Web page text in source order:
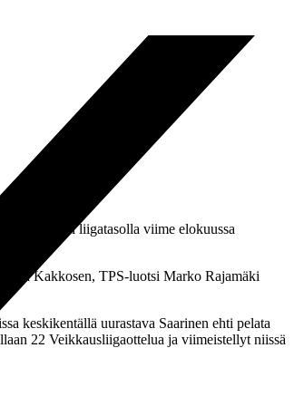
debytoi liigatasolla viime elokuussa
Kakkosen, TPS-luotsi Marko Rajamäki
keskikentällä uurastava Saarinen ehti pelata
22 Veikkausliigaottelua ja viimeistellyt niissä